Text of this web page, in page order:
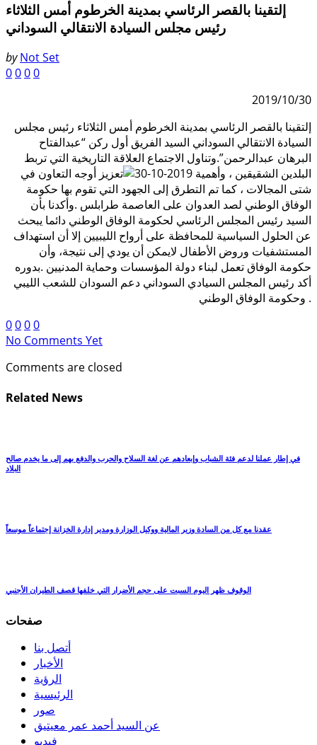
إلتقينا بالقصر الرئاسي بمدينة الخرطوم أمس الثلاثاء
رئيس مجلس السيادة الانتقالي السوداني
by Not Set
0000
2019/10/30
إلتقينا بالقصر الرئاسي بمدينة الخرطوم أمس الثلاثاء رئيس مجلس
السيادة الانتقالي السوداني السيد الفريق أول ركن “عبدالفتاح
البرهان عبدالرحمن”.وتناول الاجتماع العلاقة التاريخية التي تربط
البلدين الشقيقين ، وأهمية
تعزيز أوجه التعاون في
شتى المجالات ، كما تم التطرق إلى الجهود التي تقوم بها حكومة
الوفاق الوطني لصد العدوان على العاصمة طرابلس .وأكدنا بأن
السيد رئيس المجلس الرئاسي لحكومة الوفاق الوطني دائما يبحث
عن الحلول السياسية للمحافظة على أرواح الليبيين إلا أن استهداف
المستشفيات وروض الأطفال لايمكن أن يودي إلى نتيجة، وأن
حكومة الوفاق تعمل لبناء دولة المؤسسات وحماية المدنيين .بدوره
أكد رئيس المجلس السيادي السوداني دعم السودان للشعب الليبي
وحكومة الوفاق الوطني .
0000
No Comments Yet
Comments are closed
Related News
في إطار عملنا لدعم فئة الشباب وإبعادهم عن لغة السلاح والحرب والدفع بهم إلى ما يخدم صالح
البلاد
عقدنا مع كل من السادة وزير المالية ووكيل الوزارة ومدير إدارة الخزانة إجتماعاً موسعاً
الوقوف ظهر اليوم السبت على حجم الأضرار التي خلفها قصف الطيران الأجنبي
صفحات
أتصل بنا
الأخبار
الرؤية
الرئيسية
صور
عن السيد أحمد عمر معيتيق
فيديو